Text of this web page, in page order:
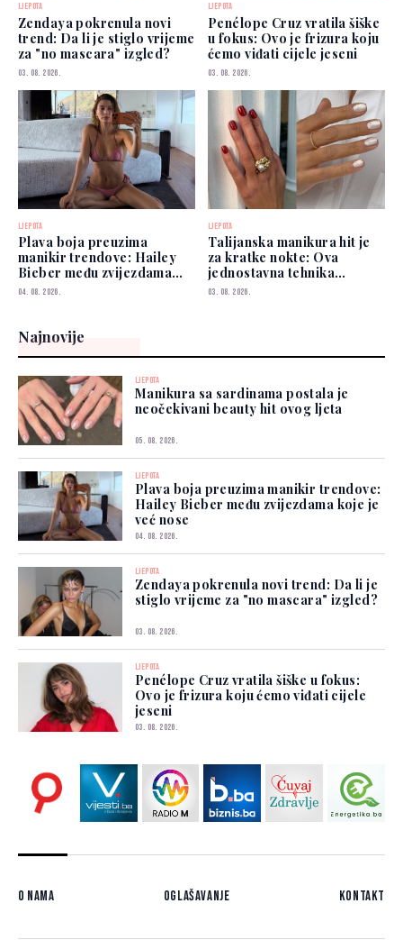
LJEPOTA
Zendaya pokrenula novi
trend: Da li je stiglo vrijeme
za "no mascara" izgled?
03. 08. 2026.
LJEPOTA
Penélope Cruz vratila šiške
u fokus: Ovo je frizura koju
ćemo viđati cijele jeseni
03. 08. 2026.
LJEPOTA
Plava boja preuzima
manikir trendove: Hailey
Bieber među zvijezdama
koje je već nose
04. 08. 2026.
LJEPOTA
Talijanska manikura hit je
za kratke nokte: Ova
jednostavna tehnika
vizualno izdužuje prste
03. 08. 2026.
Najnovije
LJEPOTA
Manikura sa sardinama postala je
neočekivani beauty hit ovog ljeta
05. 08. 2026.
LJEPOTA
Plava boja preuzima manikir trendove:
Hailey Bieber među zvijezdama koje je
već nose
04. 08. 2026.
LJEPOTA
Zendaya pokrenula novi trend: Da li je
stiglo vrijeme za "no mascara" izgled?
03. 08. 2026.
LJEPOTA
Penélope Cruz vratila šiške u fokus:
Ovo je frizura koju ćemo viđati cijele
jeseni
03. 08. 2026.
O nama Oglašavanje Kontakt